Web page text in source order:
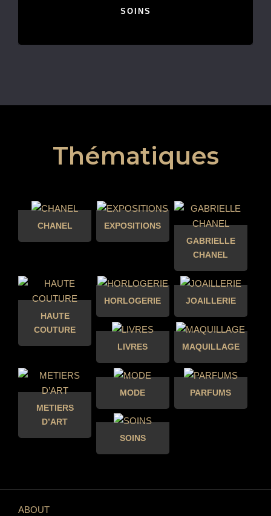
SOINS
Thématiques
CHANEL
EXPOSITIONS
GABRIELLE
CHANEL
HAUTE
COUTURE
HORLOGERIE JOAILLERIE
LIVRES MAQUILLAGE
METIERS
D’ART
MODE PARFUMS
SOINS
ABOUT